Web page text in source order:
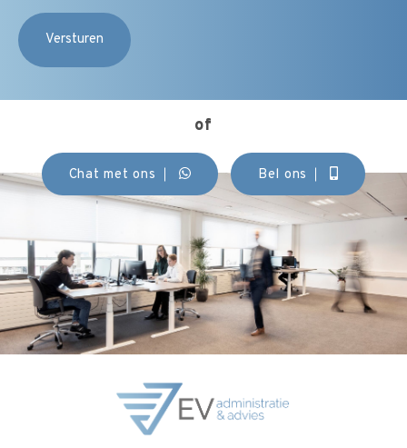
of
Chat met ons Bel ons